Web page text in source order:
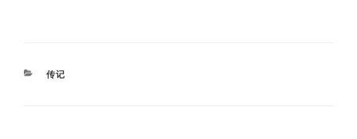
CATEGORIES
传记